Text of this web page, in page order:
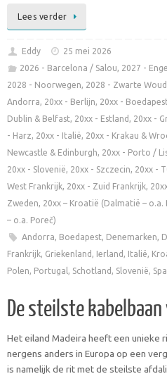
Lees verder
Eddy
25 mei 2026
2026 - Barcelona / Salou
2027 -
2028 - Noorwegen
2028 - Zwarte Woud
Andorra
20xx - Berlijn 20xx -
Dublin & Belfast 20xx - Estland 20xx -
- Harz
20xx - Italië 20xx - Krakau &
Newcastle & Edinburgh
20xx - Porto /
20xx - Slovenië
20xx - Szczecin 20xx -
West Frankrijk 20xx - Zuid Frankrijk
Zweden
20xx – Kroatië (Dalmatië – o.a.
– o.a. Poreč)
Andorra
Boedapest, Denemarken
Frankrijk Griekenland Ierland Italië
Polen
Portugal Schotland Slovenië
De steilste kabelbaan
Het eiland Madeira heeft een unieke
nergens anders in Europa op een
is namelijk de rit met de steilste